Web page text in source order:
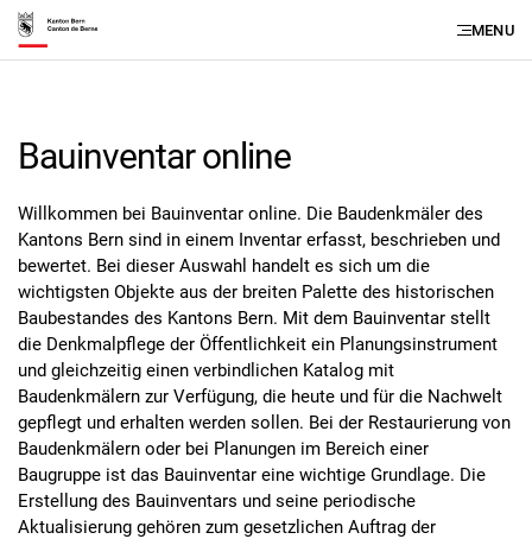
MENU
Bauinventar online
Willkommen bei Bauinventar online. Die Baudenkmäler des
Kantons Bern sind in einem Inventar erfasst, beschrieben und
bewertet. Bei dieser Auswahl handelt es sich um die
wichtigsten Objekte aus der breiten Palette des historischen
Baubestandes des Kantons Bern. Mit dem Bauinventar stellt
die Denkmalpflege der Öffentlichkeit ein Planungsinstrument
und gleichzeitig einen verbindlichen Katalog mit
Baudenkmälern zur Verfügung, die heute und für die Nachwelt
gepflegt und erhalten werden sollen. Bei der Restaurierung von
Baudenkmälern oder bei Planungen im Bereich einer
Baugruppe ist das Bauinventar eine wichtige Grundlage. Die
Erstellung des Bauinventars und seine periodische
Aktualisierung gehören zum gesetzlichen Auftrag der